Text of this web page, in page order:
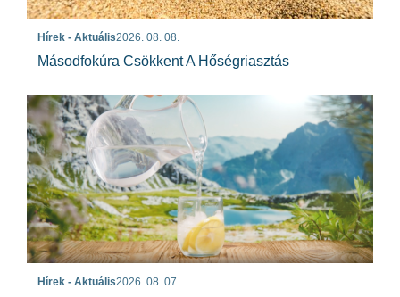
Hírek - Aktuális2026. 08. 08.
Másodfokúra Csökkent A Hőségriasztás
Hírek - Aktuális2026. 08. 07.